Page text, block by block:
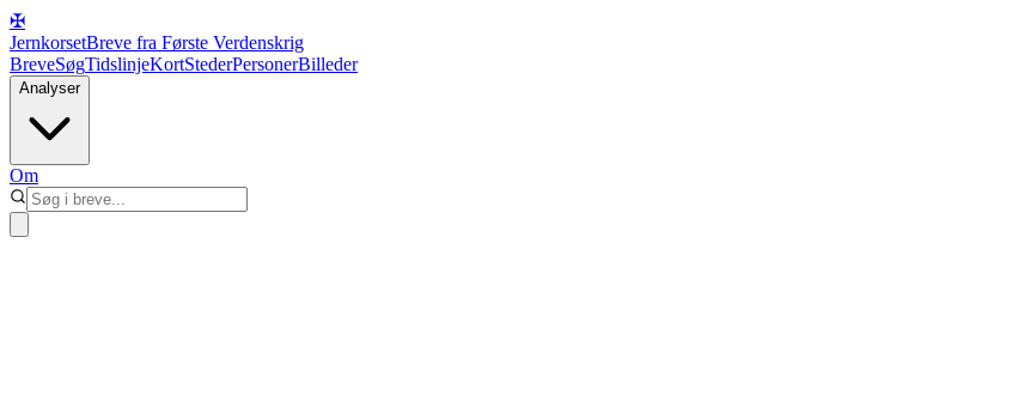
✠
JernkorsetBreve fra Første Verdenskrig
BreveSøgTidslinjeKortStederPersonerBilleder
Analyser
Om